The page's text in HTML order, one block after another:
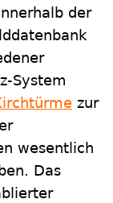
der
System
zur
wesentlich
Das